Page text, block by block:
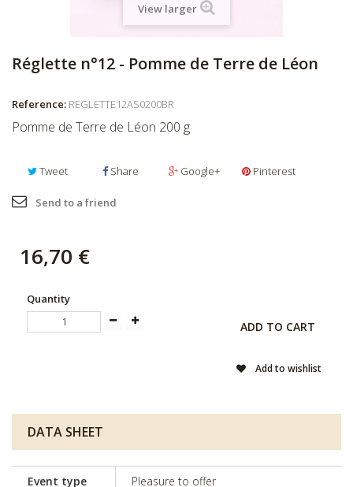
View larger
Réglette n°12 - Pomme de Terre de Léon
Reference: REGLETTE12AS0200BR
Pomme de Terre de Léon 200 g
Tweet Share Google+ Pinterest
Send to a friend
16,70 €
Quantity
ADD TO CART
Add to wishlist
DATA SHEET
Event type Pleasure to offer